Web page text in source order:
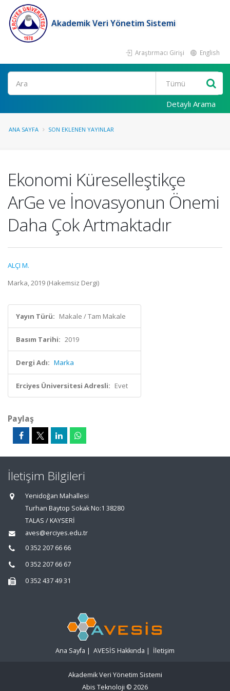
Akademik Veri Yönetim Sistemi
Araştırmacı Girişi English
Ara
Detaylı Arama
ANA SAYFA SON EKLENEN YAYINLAR
Ekonomi Küreselleştikçe
ArGe ve İnovasyonun Önemi
Daha Çok Artmaktadır
ALÇI M.
Marka, 2019 (Hakemsiz Dergi)
Yayın Türü: Makale / Tam Makale
Basım Tarihi: 2019
Dergi Adı: Marka
Erciyes Üniversitesi Adresli: Evet
Paylaş
İletişim Bilgileri
Yenidoğan Mahallesi
Turhan Baytop Sokak No:1 38280
TALAS / KAYSERİ
aves@erciyes.edu.tr
0 352 207 66 66
0 352 207 66 67
0 352 437 49 31
Ana Sayfa | AVESİS Hakkında | İletişim
Akademik Veri Yönetim Sistemi
Abis Teknoloji © 2026